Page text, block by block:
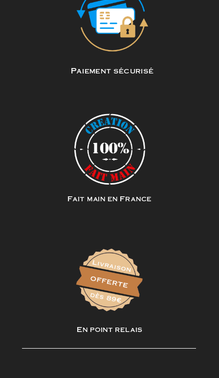
Paiement sécurisé
Fait main en France
En point relais